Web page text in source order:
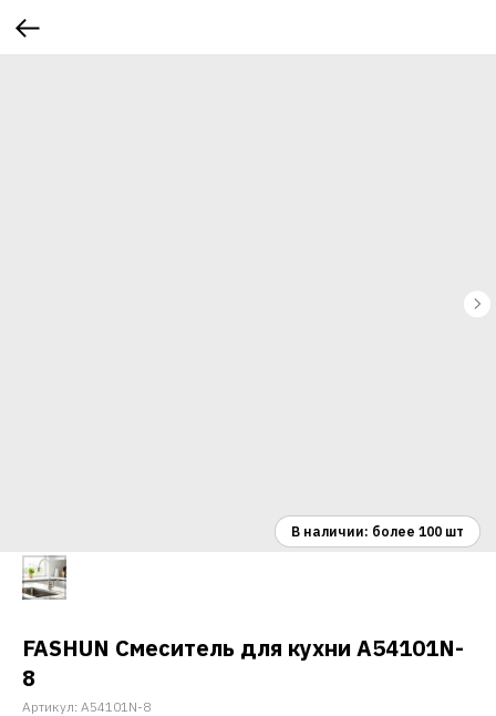
FASHUN Смеситель для кухни A54101N-
8
Артикул: A54101N-8